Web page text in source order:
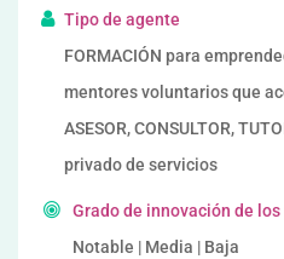
Tipo de agente
FORMACIÓN para
mentores voluntarios que
ASESOR, CONSULTOR,
privado de servicios
Grado de innovación de
Notable | Media | Baja